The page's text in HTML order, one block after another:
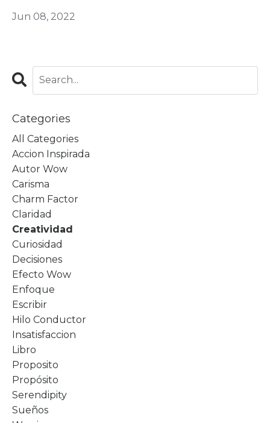
Jun 08, 2022
Categories
All Categories
Accion Inspirada
Autor Wow
Carisma
Charm Factor
Claridad
Creatividad
Curiosidad
Decisiones
Efecto Wow
Enfoque
Escribir
Hilo Conductor
Insatisfaccion
Libro
Proposito
Propósito
Serendipity
Sueños